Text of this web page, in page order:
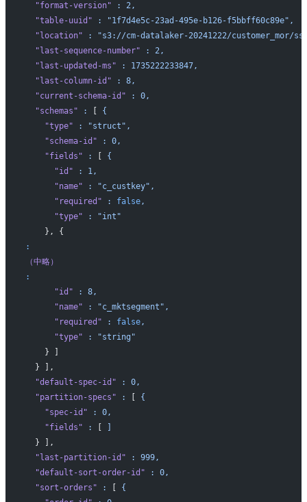
  "format-version"
:
2,
  "table-uuid"
:
"1f7d4e5c-23ad-495e-b126-f5bbff60c89e",
  "location"
:
"s3://cm-datalaker-20241222/customer_mor/
  "last-sequence-number"
:
2,
  "last-updated-ms"
:
1735222233847,
  "last-column-id"
:
8,
  "current-schema-id"
:
0,
  "schemas"
:
{
    "type"
:
"struct",
    "schema-id"
:
0,
    "fields"
:
{
      "id"
:
1,
      "name"
:
"c_custkey",
      "required"
: false,
      "type"
:
"int"
    }, {
:
（中略）
:
      "id"
:
8,
      "name"
:
"c_mktsegment",
      "required"
: false,
      "type"
:
"string"
    } ]
  } ],
  "default-spec-id"
:
0,
  "partition-specs"
:
{
    "spec-id"
:
0,
    "fields"
:
  } ],
  "last-partition-id"
:
999,
  "default-sort-order-id"
:
0,
  "sort-orders"
:
{